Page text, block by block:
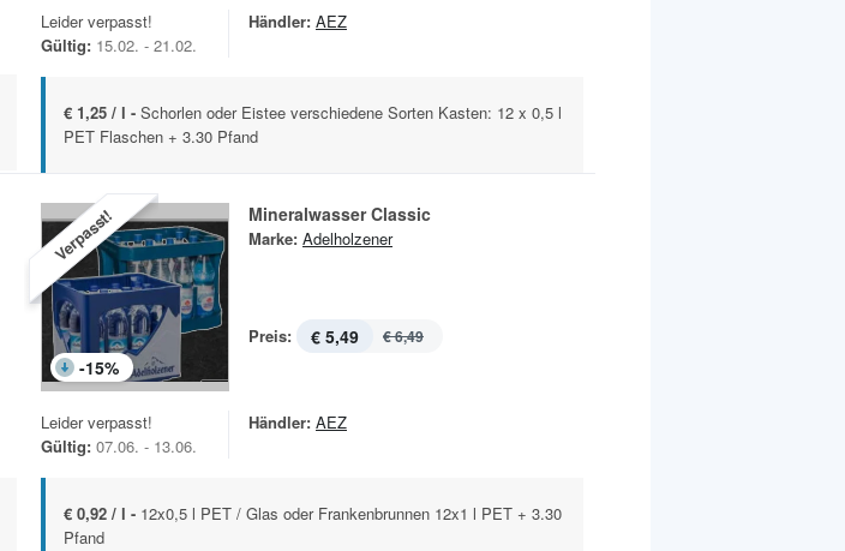
Leider verpasst!
Gültig: 15.02. - 21.02.
Händler: AEZ
€ 1,25 / l - Schorlen oder Eistee verschiedene Sorten Kasten: 12 x 0,5 l
PET Flaschen + 3.30 Pfand
Verpasst!
-15%
Mineralwasser Classic
Marke: Adelholzener
Preis: € 5,49 € 6,49
Leider verpasst!
Gültig: 07.06. - 13.06.
Händler: AEZ
€ 0,92 / l - 12x0,5 l PET / Glas oder Frankenbrunnen 12x1 l PET + 3.30
Pfand